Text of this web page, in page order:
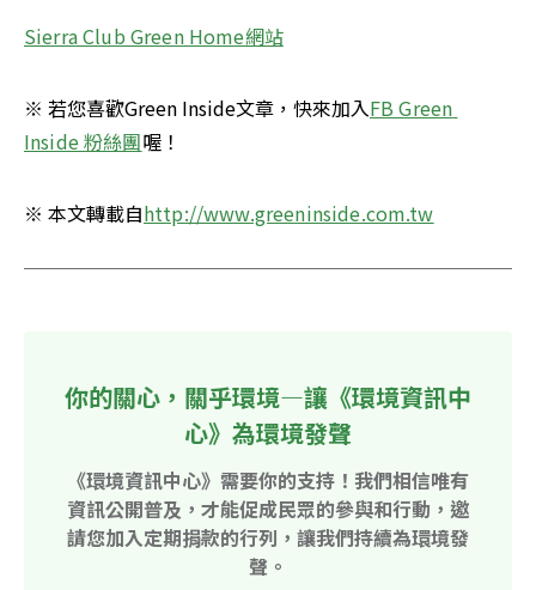
Sierra Club Green Home網站
※ 若您喜歡Green Inside文章，快來加入FB Green
Inside 粉絲團喔！
※ 本文轉載自http://www.greeninside.com.tw
你的關心，關乎環境—讓《環境資訊中
心》為環境發聲
《環境資訊中心》需要你的支持！我們相信唯有
資訊公開普及，才能促成民眾的參與和行動，邀
請您加入定期捐款的行列，讓我們持續為環境發
聲。